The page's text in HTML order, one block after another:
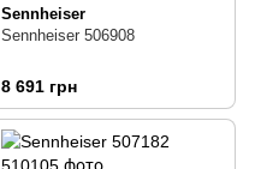
Sennheiser
Sennheiser 506908
8 691 грн